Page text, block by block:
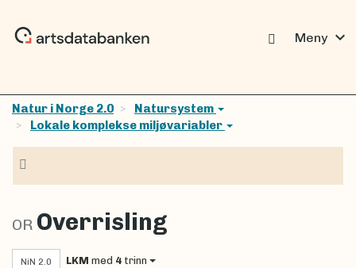
Meny expand_more
Natur i Norge 2.0
Natursystem
Lokale komplekse miljøvariabler
OR Overrisling
NiN 2.0 LKM med 4 trinn